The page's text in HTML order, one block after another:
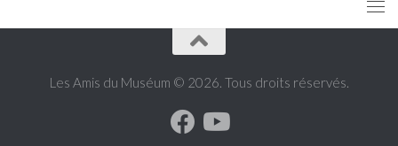
Les Amis du Muséum © 2026. Tous droits réservés.